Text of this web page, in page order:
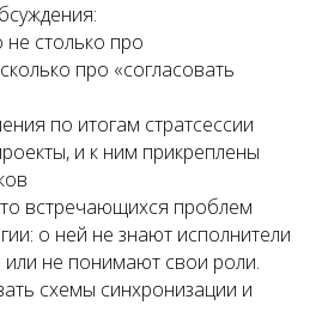
столько про
про «согласовать
по итогам стратсессии
и к ним прикреплены
встречающихся проблем
о ней не знают исполнители
или не понимают свои роли.
схемы синхронизации и